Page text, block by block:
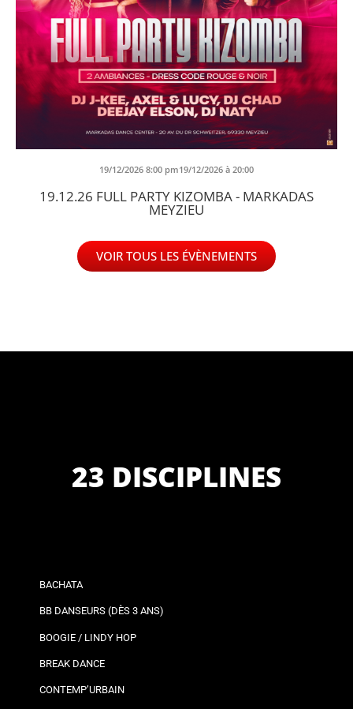
19/12/2026 8:00 pm19/12/2026 à 20:00
19.12.26 FULL PARTY KIZOMBA - MARKADAS
MEYZIEU
VOIR TOUS LES ÉVÈNEMENTS
23 DISCIPLINES
BACHATA
BB DANSEURS (DÈS 3 ANS)
BOOGIE / LINDY HOP
BREAK DANCE
CONTEMP’URBAIN